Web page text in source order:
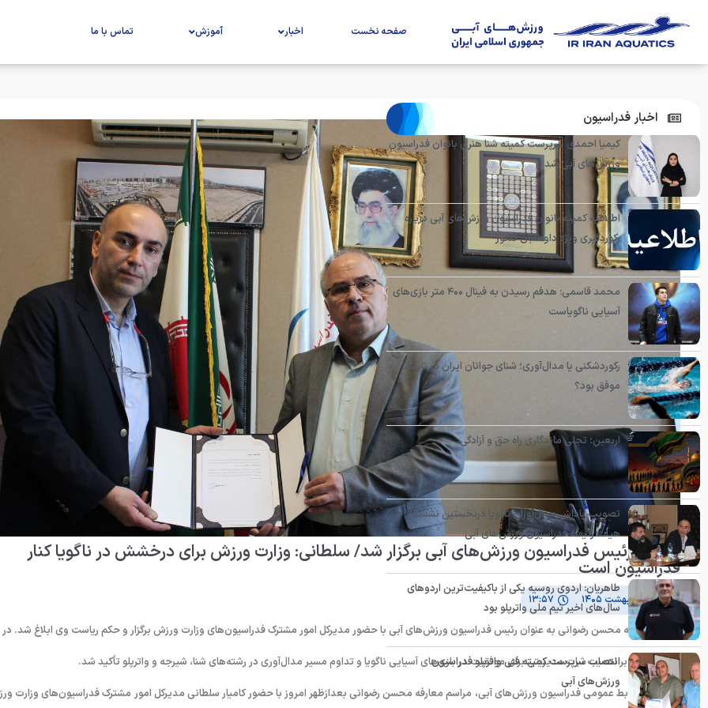
صفحه نخست اخبار آموزش تماس با ما
معارفه رئیس فدراسیون ورزش‌های آبی برگزار شد/ سلطانی: وزارت ورزش برای درخشش در ناگویا کنار
فدراسیون است
۳۱ اردیبهشت ۱۴۰۵ ۱۳:۵۷
مراسم معارفه محسن رضوانی به عنوان رئیس فدراسیون ورزش‌های آبی با حضور مدیرکل امور مشترک فدراسیون‌های وزارت ورزش برگزار و حکم ریاست وی ابلاغ شد. در
این نشست، بر اهمیت ثبات مدیریتی برای موفقیت در بازی‌های آسیایی ناگویا و تداوم مسیر مدال‌آوری در رشته‌های شنا، شیرجه و واترپلو تأکید شد.
به گزارش روابط عمومی فدراسیون ورزش‌های آبی، مراسم معارفه محسن رضوانی بعدازظهر امروز با حضور کامیار سلطانی مدیرکل امور مشترک فدراسیون‌های وزارت
اخبار فدراسیون
کیمیا احمدی سرپرست کمیته شنا هنری بانوان فدراسیون
ورزش‌های آبی شد
اطلاعیه کمیته بانوان فدراسیون ورزش‌های آبی درباره
رکوردگیری ویژه داوطلبان کنکور
محمد قاسمی: هدفم رسیدن به فینال ۴۰۰ متر بازی‌های
آسیایی ناگویاست
رکوردشکنی یا مدال‌آوری؛ شنای جوانان ایران در تایلند
موفق بود؟
اربعین؛ تجلی ماندگاری راه حق و آزادگی
تصویب پاداش مدال‌آوران ناگویا درنخستین نشست
هیأت رئیسه فدراسیون ورزش‌های آبی
طاهریان: اردوی روسیه یکی از باکیفیت‌ترین اردوهای
سال‌های اخیر تیم ملی واترپلو بود
انتصاب سرپرست کمیته فنی واترپلو فدراسیون
ورزش‌های آبی